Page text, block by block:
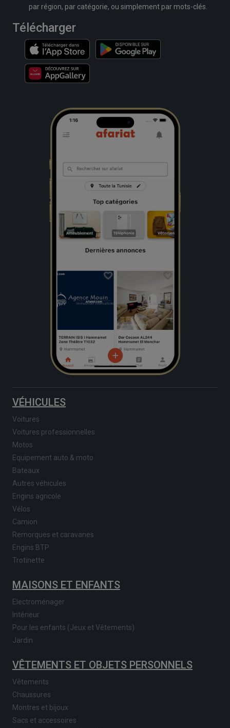
par région, par catégorie, ou simplement par mots-clés.
Télécharger
VÉHICULES
Voitures
Voitures professionnelles
Motos
Equipement auto & moto
Bateaux
Autres véhicules
Engins agricole
Vélos
Camion
Remorques et caravanes
Engins BTP
Trotinette
MAISONS ET ENFANTS
Electroménager
Intérieur
Pour les enfants (Jeux et Vêtements)
Jardin
VÊTEMENTS ET OBJETS PERSONNELS
Vêtements
Chaussures
Montres et bijoux
Sacs et accessoires